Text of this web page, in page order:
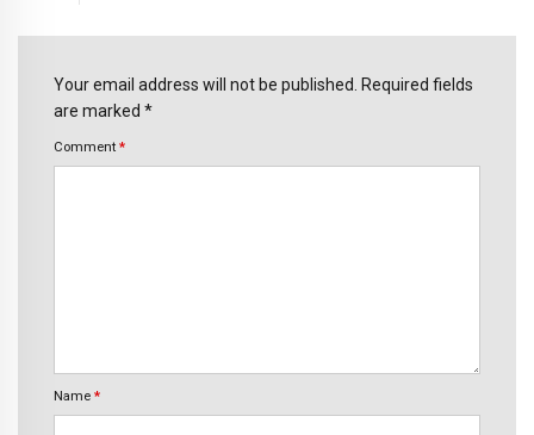
Your email address will not be published. Required fields
are marked *
Comment *
Name *